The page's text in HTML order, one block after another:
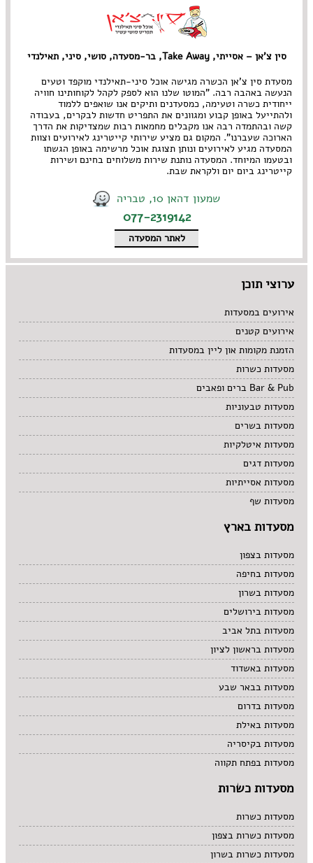
סין צ'אן – אסייתי, Take Away, בר-מסעדה, סושי, סיני, תאילנדי
מסעדת סין צ'אן הכשרה מגישה אוכל סיני-תאילנדי מוקפד וטעים
הנעשה באהבה רבה. "המוטו שלנו הוא לספק לקהל לקוחותינו חוויה
ייחודית כשרה וטעימה, כמסעדנים ותיקים אנו שואפים ללמוד
ולהתייעל באופן קבוע ומגוונים את התפריט חדשות לבקרים, בעבודה
קשה ובהתמדה רבה אנו מקבלים מחמאות רבות שמצדיקות את הדרך
הארוכה שעברנו". המקום גם מציע שירותי קייטרינג לאירועים וצוות
המסעדה מגיע לאירועים ונותן תצוגת אוכל מרשימה באופן הגשתו
ובטעמו המיוחד. המסעדה נותנת שירות משלוחים בחינם ושירות
קייטרינג ביום יום ולקראת שבת.
שמעון דהאן 10, טבריה
077-2319142
לאתר המסעדה
ערוצי תוכן
אירועים במסעדות
אירועים קטנים
הזמנת מקומות און ליין במסעדות
מסעדות כשרות
Bar & Pub ברים ופאבים
מסעדות טבעוניות
מסעדות בשרים
מסעדות איטלקיות
מסעדות דגים
מסעדות אסייתיות
מסעדות שף
מסעדות בארץ
מסעדות בצפון
מסעדות בחיפה
מסעדות בשרון
מסעדות בירושלים
מסעדות בתל אביב
מסעדות בראשון לציון
מסעדות באשדוד
מסעדות בבאר שבע
מסעדות בדרום
מסעדות באילת
מסעדות בקיסריה
מסעדות בפתח תקווה
מסעדות כשרות
מסעדות כשרות
מסעדות כשרות בצפון
מסעדות כשרות בשרון